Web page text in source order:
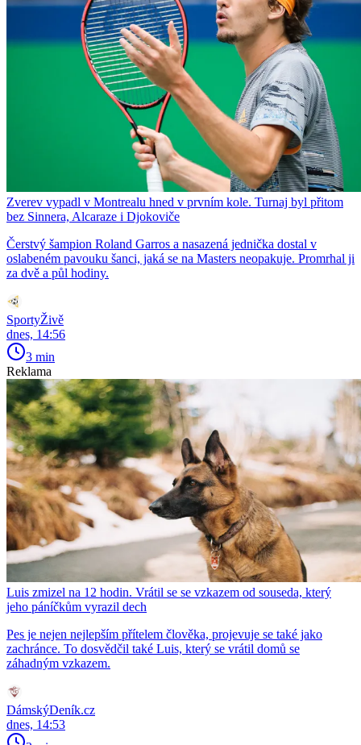
Zverev vypadl v Montrealu hned v prvním kole. Turnaj byl přitom
bez Sinnera, Alcaraze i Djokoviče
Čerstvý šampion Roland Garros a nasazená jednička dostal v
oslabeném pavouku šanci, jaká se na Masters neopakuje. Promrhal ji
za dvě a půl hodiny.
SportyŽivě
dnes, 14:56
3 min
Reklama
Luis zmizel na 12 hodin. Vrátil se se vzkazem od souseda, který
jeho páníčkům vyrazil dech
Pes je nejen nejlepším přítelem člověka, projevuje se také jako
zachránce. To dosvědčil také Luis, který se vrátil domů se
záhadným vzkazem.
DámskýDeník.cz
dnes, 14:53